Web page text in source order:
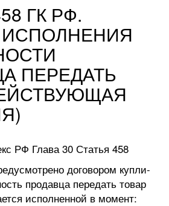
ГК РФ.
ПЕРЕДАТЬ
РФ Глава 30 Статья 458
договором купли-
продавца передать товар
исполненной в момент: